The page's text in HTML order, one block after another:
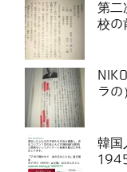
第二
校
ラの
韓国